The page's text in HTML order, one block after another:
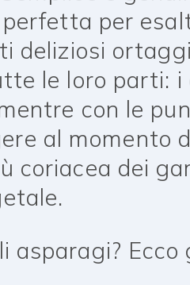
per
deliziosi
le loro parti:
con le
al momento
coriacea dei
asparagi?